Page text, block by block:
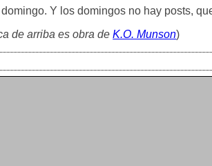
Y los domingos no hay posts,
de arriba es obra deK.O. Munson)